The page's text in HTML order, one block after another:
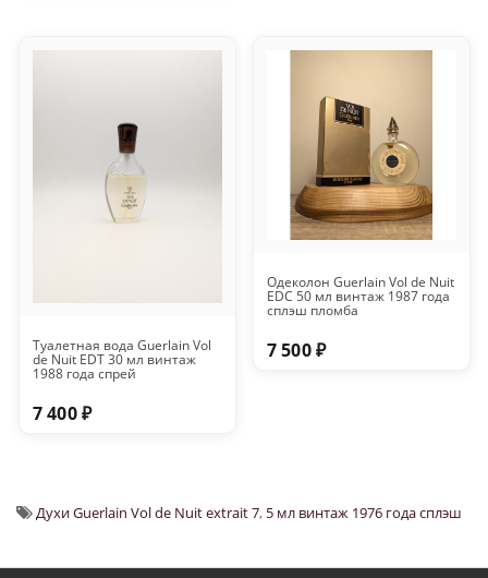
Туалетная вода Guerlain Vol
de Nuit EDT 30 мл винтаж
1988 года спрей
7 400 ₽
Одеколон Guerlain Vol de Nuit
EDC 50 мл винтаж 1987 года
сплэш пломба
7 500 ₽
Духи Guerlain Vol de Nuit extrait 7, 5 мл винтаж 1976 года сплэш